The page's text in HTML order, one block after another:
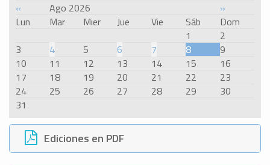
« Ago 2026
»
Lun
Mar Mier Jue Vie Sáb
Dom
1
2
3
4 5 6 7 8
9
10
11 12 13 14 15
16
17
18 19 20 21 22
23
24
25 26 27 28 29
30
31
Ediciones en PDF